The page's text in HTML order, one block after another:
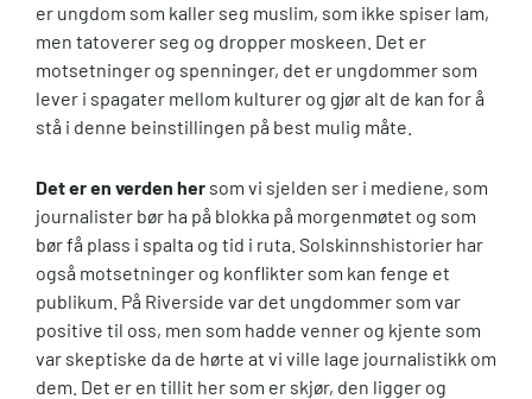
er ungdom som kaller seg muslim, som ikke spiser lam,
men tatoverer seg og dropper moskeen. Det er
motsetninger og spenninger, det er ungdommer som
lever i spagater mellom kulturer og gjør alt de kan for å
stå i denne beinstillingen på best mulig måte.
Det er en verden her som vi sjelden ser i mediene, som
journalister bør ha på blokka på morgenmøtet og som
bør få plass i spalta og tid i ruta. Solskinnshistorier har
også motsetninger og konflikter som kan fenge et
publikum. På Riverside var det ungdommer som var
positive til oss, men som hadde venner og kjente som
var skeptiske da de hørte at vi ville lage journalistikk om
dem. Det er en tillit her som er skjør, den ligger og